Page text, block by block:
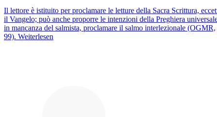
Il lettore è istituito per proclamare le letture della Sacra Scrittura,
il Vangelo; può anche proporre le intenzioni della Preghiera
in mancanza del salmista, proclamare il salmo interlezionale (OGMR,
99). Weiterlesen